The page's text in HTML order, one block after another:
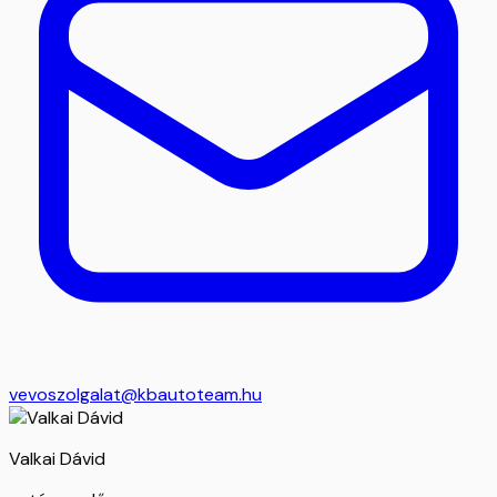
vevoszolgalat@kbautoteam.hu
Valkai Dávid